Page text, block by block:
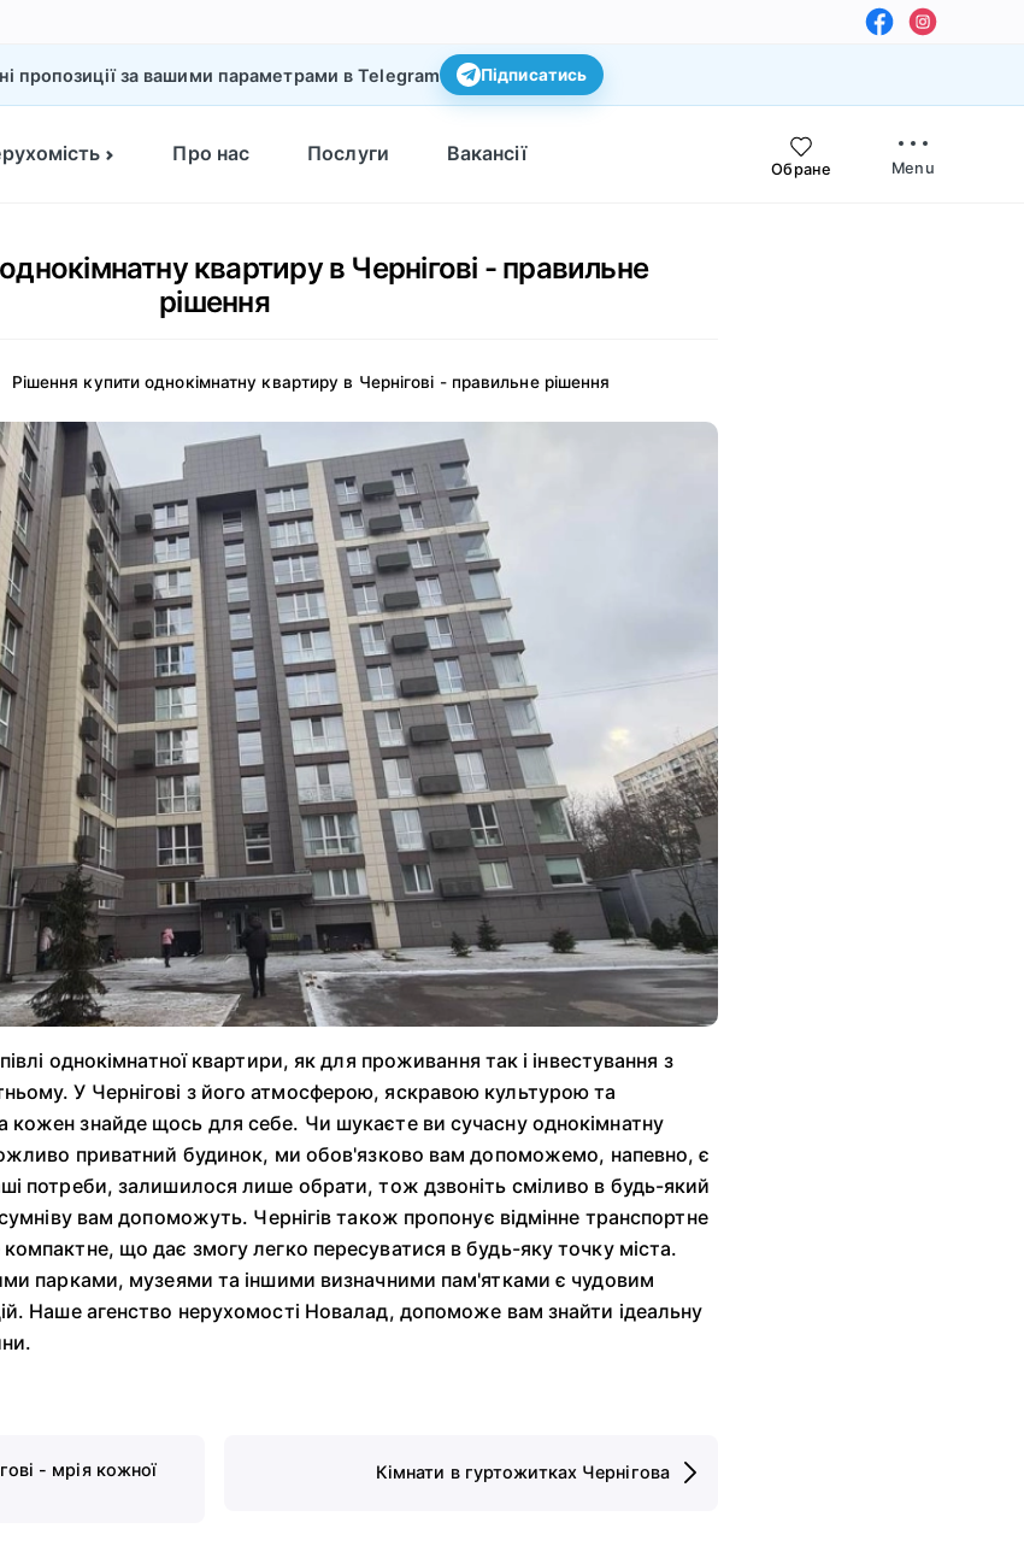
пропозиції за вашими параметрами в Telegram Підписатись
Про нас Послуги Вакансії
Обране Menu
квартиру в Чернігові - правильне
рішення
Рішення купити однокімнатну квартиру в Чернігові - правильне рішення
однокімнатної квартири, як для проживання так і інвестування з
У Чернігові з його атмосферою, яскравою культурою та
кожен знайде щось для себе. Чи шукаєте ви сучасну однокімнатну
приватний будинок, ми обов'язково вам допоможемо, напевно, є
потреби, залишилося лише обрати, тож дзвоніть сміливо в будь-який
вам допоможуть. Чернігів також пропонує відмінне транспортне
що дає змогу легко пересуватися в будь-яку точку міста.
парками, музеями та іншими визначними пам'ятками є чудовим
Наше агенство нерухомості Новалад, допоможе вам знайти ідеальну
- мрія кожної
Кімнати в гуртожитках Чернігова